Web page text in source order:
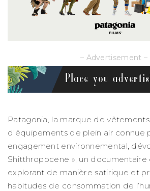
– Advertisement –
Patagonia, la marque de
d’équipements de plein air connue
engagement environnemental,
Shitthropocene », un documentaire
explorant de manière satirique et
habitudes de consommation de